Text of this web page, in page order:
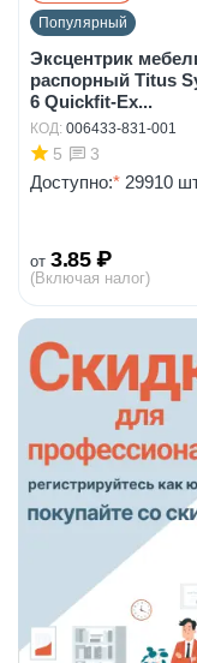
Популярный
Эксцентрик
распорный Titus
6 Quickfit-Ex...
КОД: 006433-831-001
5 3
Доступно:* 29910
от 3.85 ₽
(Включая налог)